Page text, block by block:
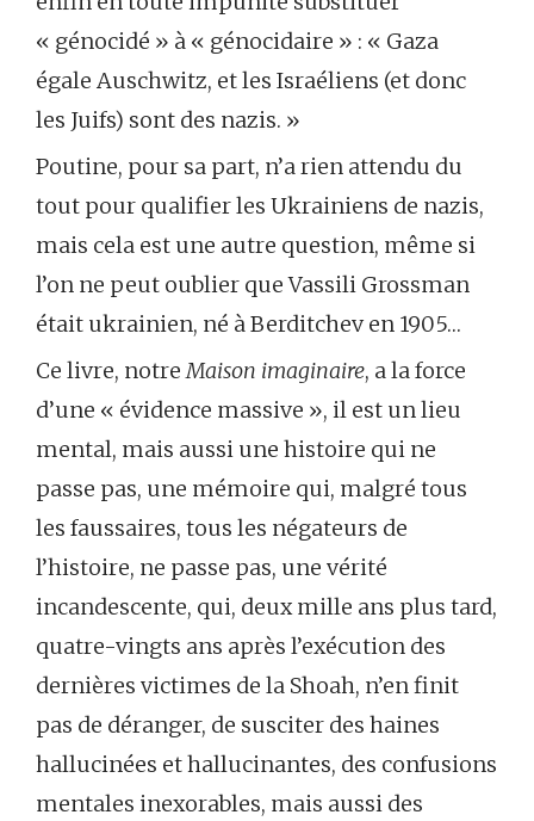
« génocidé » à « génocidaire » : « Gaza
égale Auschwitz, et les Israéliens (et donc
les Juifs) sont des nazis. »
Poutine, pour sa part, n’a rien attendu du
tout pour qualifier les Ukrainiens de nazis,
mais cela est une autre question, même si
l’on ne peut oublier que Vassili Grossman
était ukrainien, né à Berditchev en 1905…
Ce livre, notreMaison imaginaire, a la force
d’une « évidence massive », il est un lieu
mental, mais aussi une histoire qui ne
passe pas, une mémoire qui, malgré tous
les faussaires, tous les négateurs de
l’histoire, ne passe pas, une vérité
incandescente, qui, deux mille ans plus tard,
quatre-vingts ans après l’exécution des
dernières victimes de la Shoah, n’en finit
pas de déranger, de susciter des haines
hallucinées et hallucinantes, des confusions
mentales inexorables, mais aussi des